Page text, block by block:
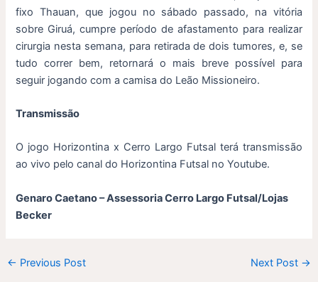
fixo Thauan, que jogou no sábado passado, na vitória
sobre Giruá, cumpre período de afastamento para realizar
cirurgia nesta semana, para retirada de dois tumores, e, se
tudo correr bem, retornará o mais breve possível para
seguir jogando com a camisa do Leão Missioneiro.
Transmissão
O jogo Horizontina x Cerro Largo Futsal terá transmissão
ao vivo pelo canal do Horizontina Futsal no Youtube.
Genaro Caetano – Assessoria Cerro Largo Futsal/Lojas
Becker
← Previous Post Next Post →